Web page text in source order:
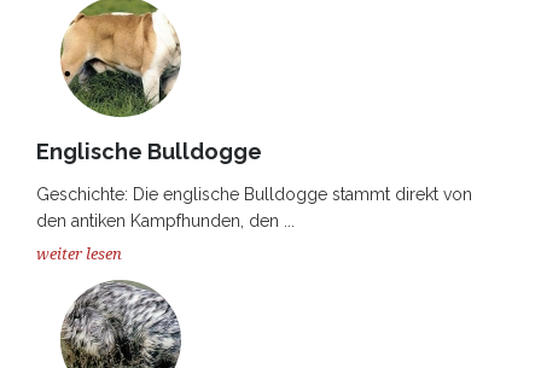
Englische Bulldogge
Geschichte: Die englische Bulldogge stammt direkt von
den antiken Kampfhunden, den ...
weiter lesen